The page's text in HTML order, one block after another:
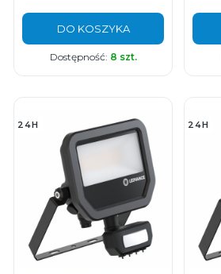
DO KOSZYKA
Dostępność: 8 szt.
24H 24H